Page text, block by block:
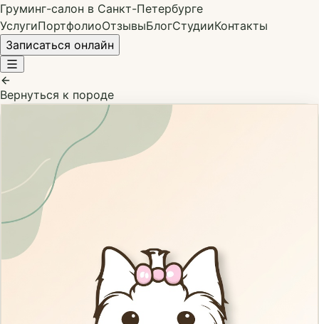
Груминг-салон в Санкт-Петербурге
УслугиПортфолиоОтзывыБлогСтудииКонтакты
Записаться онлайн
Вернуться к породе